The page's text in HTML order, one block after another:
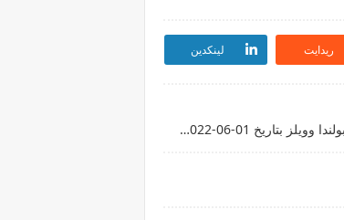
ريدايت لينكدين
بث مباشر مشاهدة مباراة بولندا وويلز بتاريخ 01-06-2022 دوري الأمم الأوروبية